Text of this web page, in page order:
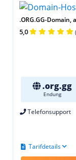
.ORG.GG-Domain,
5,0
.org.gg
Endung
Telefonsupport
Tarifdetails